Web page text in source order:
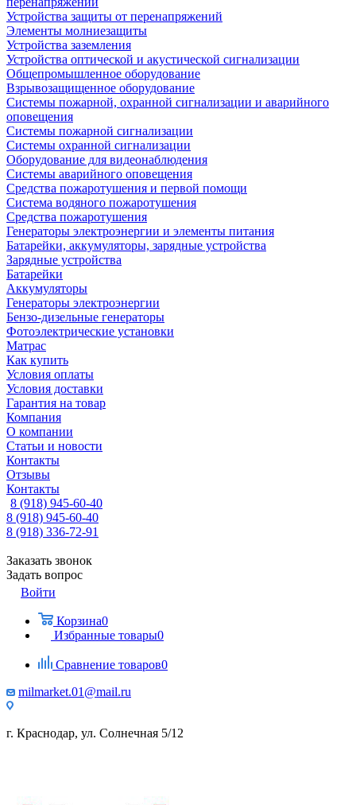
Устройства защиты от перенапряжений
Элементы молниезащиты
Устройства заземления
Устройства оптической и акустической сигнализации
Общепромышленное оборудование
Взрывозащищенное оборудование
Системы пожарной, охранной сигнализации и аварийного
оповещения
Системы пожарной сигнализации
Системы охранной сигнализации
Оборудование для видеонаблюдения
Системы аварийного оповещения
Средства пожаротушения и первой помощи
Система водяного пожаротушения
Средства пожаротушения
Генераторы электроэнергии и элементы питания
Батарейки, аккумуляторы, зарядные устройства
Зарядные устройства
Батарейки
Аккумуляторы
Генераторы электроэнергии
Бензо-дизельные генераторы
Фотоэлектрические установки
Матрас
Как купить
Условия оплаты
Условия доставки
Гарантия на товар
Компания
О компании
Статьи и новости
Контакты
Отзывы
Контакты
8 (918) 945-60-40
8 (918) 945-60-40
8 (918) 336-72-91
Заказать звонок
Задать вопрос
Войти
Корзина0
Избранные товары0
Сравнение товаров0
milmarket.01@mail.ru
г. Краснодар, ул. Солнечная 5/12